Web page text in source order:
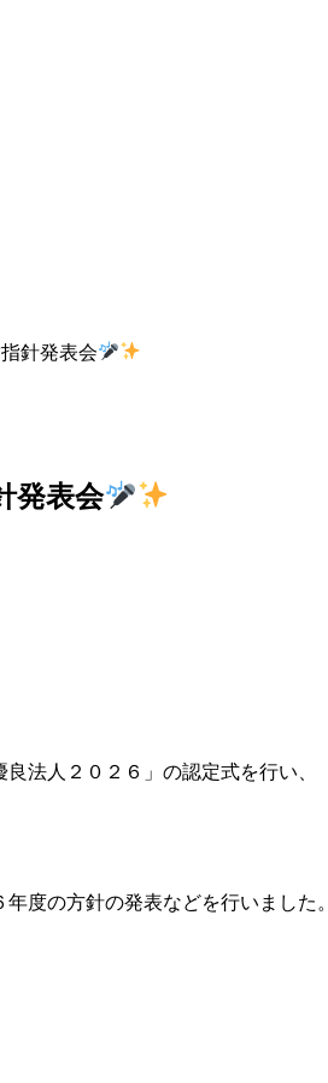
指針発表会
発表会
法人２０２６」の認定式を行い、
度の方針の発表などを行いました。